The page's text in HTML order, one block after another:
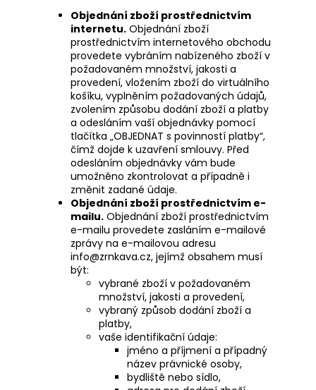
Objednání zboží prostřednictvím
internetu. Objednání zboží
prostřednictvím internetového obchodu
provedete vybráním nabízeného zboží v
požadovaném množství, jakosti a
provedení, vložením zboží do virtuálního
košíku, vyplněním požadovaných údajů,
zvolením způsobu dodání zboží a platby
a odesláním vaší objednávky pomocí
tlačítka „OBJEDNAT s povinností platby“,
čímž dojde k uzavření smlouvy. Před
odesláním objednávky vám bude
umožněno zkontrolovat a případně i
změnit zadané údaje.
Objednání zboží prostřednictvím e-
mailu. Objednání zboží prostřednictvím
e-mailu provedete zasláním e-mailové
zprávy na e-mailovou adresu
info@zrnkava.cz, jejímž obsahem musí
být:
vybrané zboží v požadovaném
množství, jakosti a provedení,
vybraný způsob dodání zboží a
platby,
vaše identifikační údaje:
jméno a příjmení a případný
název právnické osoby,
bydliště nebo sídlo,